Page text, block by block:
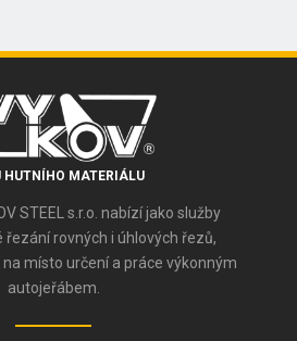
HUTNÍHO MATERIÁLU
STEEL s.r.o. nabízí jako služby
řezání rovných i úhlových řezů,
místo určení a práce výkonným
autojeřábem.